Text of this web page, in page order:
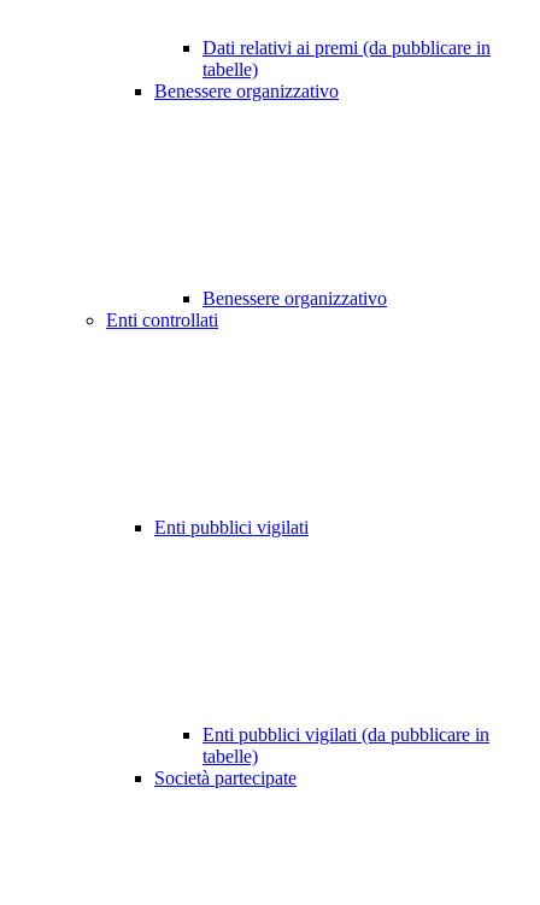
Dati relativi ai premi (da pubblicare in
tabelle)
Benessere organizzativo
Benessere organizzativo
Enti controllati
Enti pubblici vigilati
Enti pubblici vigilati (da pubblicare in
tabelle)
Società partecipate